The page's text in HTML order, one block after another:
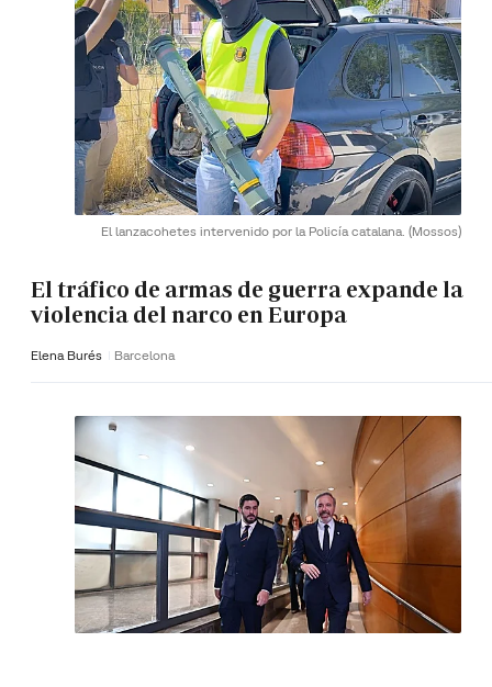
El lanzacohetes intervenido por la Policía catalana. (Mossos)
El tráfico de armas de guerra expande la
violencia del narco en Europa
Elena Burés Barcelona